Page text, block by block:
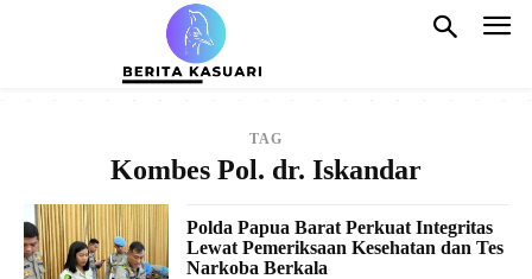
TAG
Kombes Pol. dr. Iskandar
Polda Papua Barat Perkuat Integritas
Lewat Pemeriksaan Kesehatan dan Tes
Narkoba Berkala